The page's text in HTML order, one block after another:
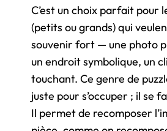
C’est un choix parfait pour
(petits ou grands) qui
souvenir fort — une photo
un endroit symbolique, un
touchant. Ce genre de
juste pour s’occuper ; il se
Il permet de recomposer